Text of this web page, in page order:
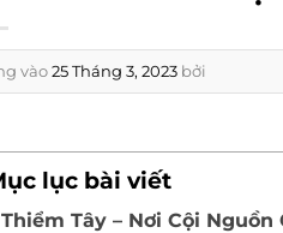
vào25 Tháng 3, 2023 bởi
lục bài viết
Thiểm Tây – Nơi Cội